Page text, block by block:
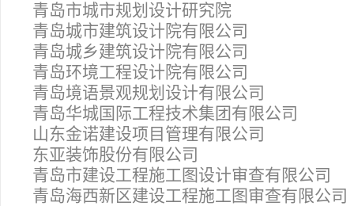
青岛市城市规划设计研究院
青岛城市建筑设计院有限公司
青岛城乡建筑设计院有限公司
青岛环境工程设计院有限公司
青岛境语景观规划设计有限公司
青岛华城国际工程技术集团有限公司
山东金诺建设项目管理有限公司
东亚装饰股份有限公司
青岛市建设工程施工图设计审查有限公司
青岛海西新区建设工程施工图审查有限公司